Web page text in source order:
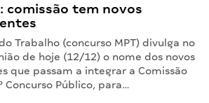
comissão tem novos
Trabalho (concurso MPT) divulga no
de hoje (12/12) o nome dos novos
que passam a integrar a Comissão
Concurso Público, para…